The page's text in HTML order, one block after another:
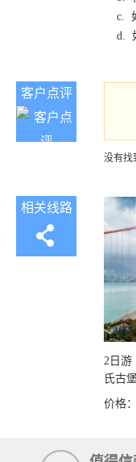
c. 如
d.
客户点评
没有找
相关线路
2日游
氏古
洛杉
价格：